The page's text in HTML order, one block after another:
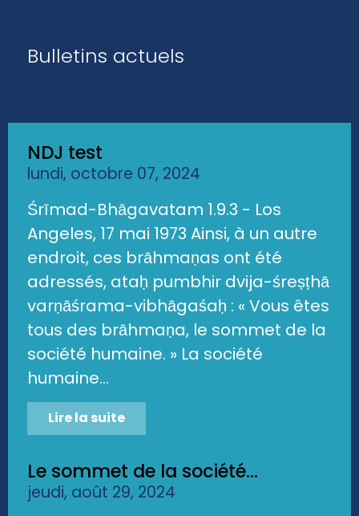
Bulletins actuels
NDJ test
lundi, octobre 07, 2024
Śrīmad-Bhāgavatam 1.9.3 - Los
Angeles, 17 mai 1973 Ainsi, à un autre
endroit, ces brāhmaṇas ont été
adressés, ataḥ pumbhir dvija-śreṣṭhā
varṇāśrama-vibhāgaśaḥ : « Vous êtes
tous des brāhmaṇa, le sommet de la
société humaine. » La société
humaine...
Lire la suite
Le sommet de la société...
jeudi, août 29, 2024